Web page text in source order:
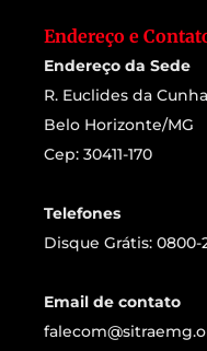
Endereço e
Endereço da Sede
R. Euclides da
Belo Horizonte/MG
Cep: 30411-170
Telefones
Disque Grátis: 0800-
Email de contato